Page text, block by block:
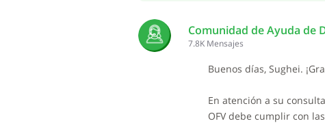
Comunidad de Ayuda de
7.8K Mensajes
Buenos días, Sughei.
En atención a su
OFV debe cumplir con